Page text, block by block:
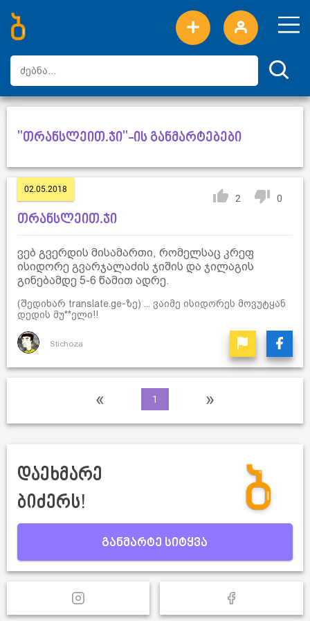
ახალი სიტყვები
ტოპ სიტყვები
დღის ტოპ სიტყვები
ტოპ მომხმარებლები
"თრანსლეით.ჯი"-ის განმარტებები
02.05.2018
2 0
თრანსლეით.ჯი
ვებ გვერდის მისამართი, რომელსაც კრეფ
ისიდორე გვარჯალაძის ჯიშის და ჯილაგის
გინებამდე 5-6 წამით ადრე.
(შედიხარ translate.ge-ზე) ... ვაიმე ისიდორეს მოვუტყან
დედის მუ**ელი!!
Stichoza
« 1 »
დაეხმარე
ბიძერს!
განმარტე სიტყვა